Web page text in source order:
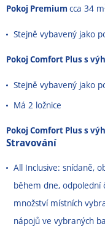
Pokoj Premium cca 34 m
Stejně vybavený jako
Pokoj Comfort Plus s
Stejně vybavený jako
Má 2 ložnice
Pokoj Comfort Plus s
Stravování
All Inclusive: snídaně,
během dne, odpolední
množství místních
nápojů ve vybraných